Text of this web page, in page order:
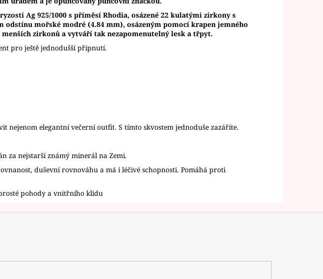
Ag 925/1000 s příměsí Rhodia, osázené 22 kulatými zirkony s
mořské modré (4.84 mm), osázeným pomocí krapen jemného
zirkonů a vytváří tak nezapomenutelný lesk a třpyt.
pro ještě jednodušší připnutí.
nejenom elegantní večerní outfit. S tímto skvostem jednoduše zazáříte.
za nejstarší známý minerál na Zemi.
duševní rovnováhu a má i léčivé schopnosti. Pomáhá proti
pohody a vnitřního klidu